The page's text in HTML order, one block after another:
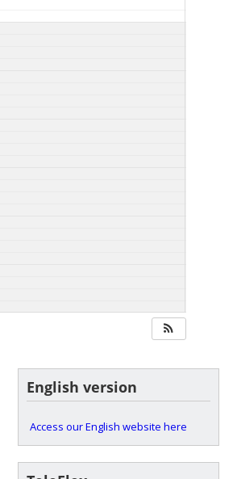
English version
Access our English website here